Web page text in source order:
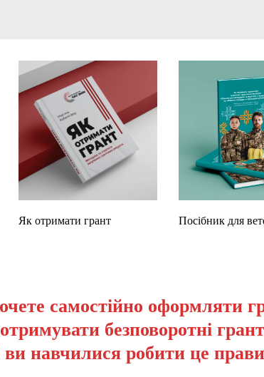
Як отримати грант Посібник для
самостійно оформляти
безповоротні
навчилися робити це